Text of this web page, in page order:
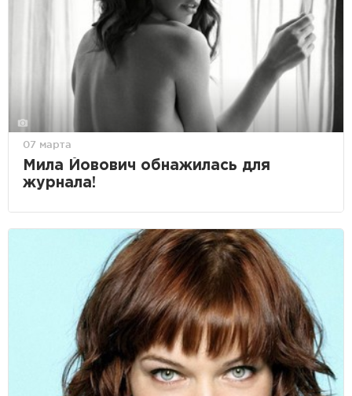
07 марта
Мила Йовович обнажилась для
журнала!